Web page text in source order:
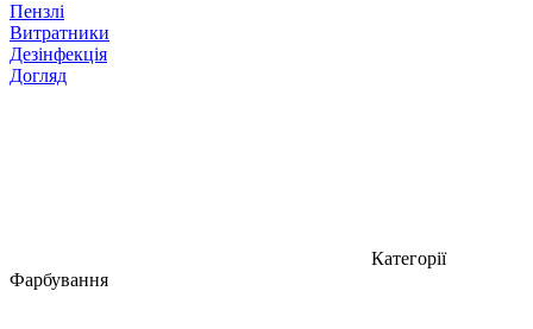
Пензлі
Витратники
Дезінфекція
Догляд
Категорії
Фарбування